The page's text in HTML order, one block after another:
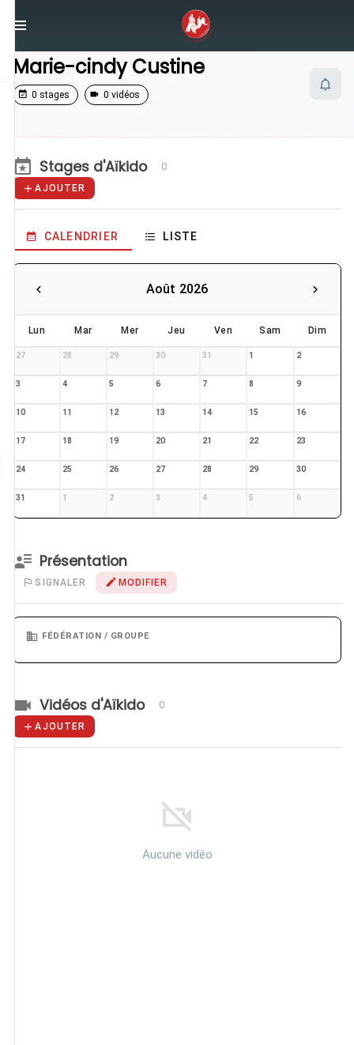
Marie-cindy Custine
Marie-cindy Custine
0 stages 0 vidéos
Stages d'Aïkido 0
AJOUTER
CALENDRIER LISTE
Août 2026
Lun Mar Mer Jeu Ven Sam Dim
27 28 29 30 31 1 2
3 4 5 6 7 8 9
10 11 12 13 14 15 16
17 18 19 20 21 22 23
24 25 26 27 28 29 30
31 1 2 3 4 5 6
Présentation
SIGNALER MODIFIER
FÉDÉRATION / GROUPE
Vidéos d'Aïkido 0
AJOUTER
Aucune vidéo